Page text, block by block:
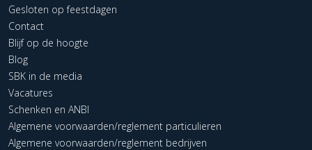
Gesloten op feestdagen
Contact
Blijf op de hoogte
Blog
SBK in de media
Vacatures
Schenken en ANBI
Algemene voorwaarden/reglement particulieren
Algemene voorwaarden/reglement bedrijven